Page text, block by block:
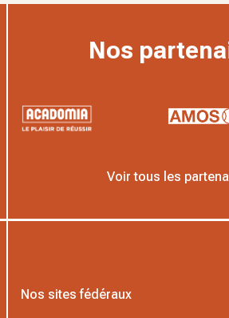
Nos
Voir tous les
Nos sites fédéraux